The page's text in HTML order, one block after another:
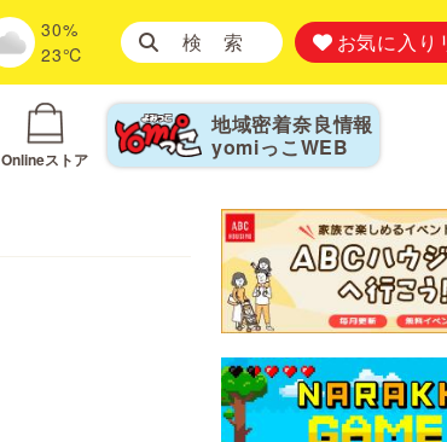
30%
23℃
検 索 お気に入り
Onlineストア
地域密着奈良情報
yomiっこ WEB